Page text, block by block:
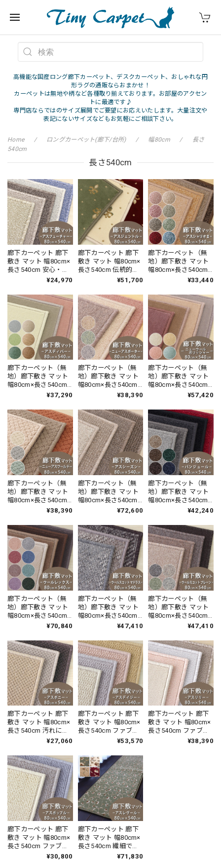
高機能な国産ロング廊下カーペット、デスクカーペット、おしゃれな円
形ラグの通販ならおまかせ！
カーペットは無地や柄など各種取り揃えております。お部屋のアクセン
トに最適です♪
専門店ならではのサイズ展開でご要望にお応えいたします。大量注文や
表記にないサイズなどもお気軽にご相談下さい。
Home ロングカーペット(廊下/台所) 幅80cm
長さ
540cm
長さ540cm
廊下カーペット 廊下
敷き マット 幅80cm×
長さ540cm 安心・安
全の「SEK 抗ウイル
加工」雰囲気のある
杢調 無地 ループタイ
プ 全5色 防炎ラベル
付『アスフューチャ
ー/FUT』
¥24,970
廊下カーペット 廊下
敷き マット 幅80cm×
長さ540cm 伝統的な
オリエントクラシッ
グレード感あるデザ
イン 高密度で耐久性
に優れたウィルトン
織カーペット 全3色
防炎ラベル付『アス
ジェントル/GNT』
¥51,700
廊下カーペット（無
地）廊下敷き マット
幅80cm×長さ540cm
薄型タイプでドアに
高い耐久性と強力な
はっ水・はつ油性の
防汚ラグ 防炎ラベル
付『アスシャリオ
2/CRO』
¥33,440
廊下カーペット（無
地）廊下敷き マット
幅80cm×長さ540cm
高い耐久性と強力な
防汚 ナイロンカーペ
ット 防炎ラベル付
『アスディパ
ー/DIP』
¥37,290
廊下カーペット（無
地）廊下敷き マット
幅80cm×長さ540cm
防炎ラベル付 『ニュ
NPT』 ラグ 日本製
¥38,390
廊下カーペット（無
地）廊下敷き マット
幅80cm×長さ540cm
防炎ラベル付 『ニュ
ー / NWL』 ラグ 日本
製
¥57,420
廊下カーペット（無
地）廊下敷き マット
幅80cm×長さ540cm
防炎ラベル付 『ニュ
NWR』 ラグ 日本製
¥38,390
廊下カーペット（無
地）廊下敷き マット
幅80cm×長さ540cm
無染色ウール100％ と
発した新素材を使用
したサステナブル素
材 カーペット 防炎ラ
ベル付『アスシーズ
ン/SZN』
¥72,600
廊下カーペット（無
地）廊下敷き マット
幅80cm×長さ540cm
暮らしで気になるニ
消臭！ 「トリプルフ
レッシュ?2」スミノ
エ 消臭カーペット 無
地 全10色 防炎ラベル
付『バンジュー
ル/BJ』
¥42,240
廊下カーペット（無
地）廊下敷き マット
幅80cm×長さ540cm
天然素材ウール100％
オイを365日サイクル
消臭！ 「トリプルフ
レッシュ?2」スミノ
エ 消臭カーペット 無
地 全10色 防炎ラベル
付『ウールレック
ス/WR』
¥70,840
廊下カーペット（無
地）廊下敷き マット
幅80cm×長さ540cm
天然素材ウール100％
オイを365日サイクル
消臭！ 「トリプルフ
レッシュ?2」スミノ
エ 消臭カーペット 全
3色 防炎ラベル付『ウ
ールスコット マドラ
ス/WS-M』
¥47,410
廊下カーペット（無
地）廊下敷き マット
幅80cm×長さ540cm
天然素材ウール100％
オイを365日サイクル
消臭！ 「トリプルフ
レッシュ?2」スミノ
エ 消臭カーペット 無
地 全8色 防炎ラベル
付『ウールスコット
プレーン/WS-P』
¥47,410
廊下カーペット 廊下
敷き マット 幅80cm×
長さ540cm 汚れにく
く遊び毛出にくい素
い♪ 波紋のような上
質感のあるテクスチ
ャー 無地 ループ カー
ペット全3色 防炎ラベ
ル付『アスボニ
ー/BNI』
¥27,060
廊下カーペット 廊下
敷き マット 幅80cm×
長さ540cm ファブリ
ーズ カーペット「消
効果でイヤな臭いの
元を90％以上カッ
ト！優しい色合いの
天然素材ウール100％
無地 ループ カーペッ
ト全4色 防炎ラベル付
『アスデイジ
ー/DSY』
¥53,570
廊下カーペット 廊下
敷き マット 幅80cm×
長さ540cm ファブリ
ーズ カーペット「消
¥38,390
廊下カーペット 廊下
敷き マット 幅80cm×
長さ540cm ファブリ
ーズ カーペット「消
¥30,800
廊下カーペット 廊下
敷き マット 幅80cm×
長さ540cm 繊細で華
やかなグレード感あ
¥71,830